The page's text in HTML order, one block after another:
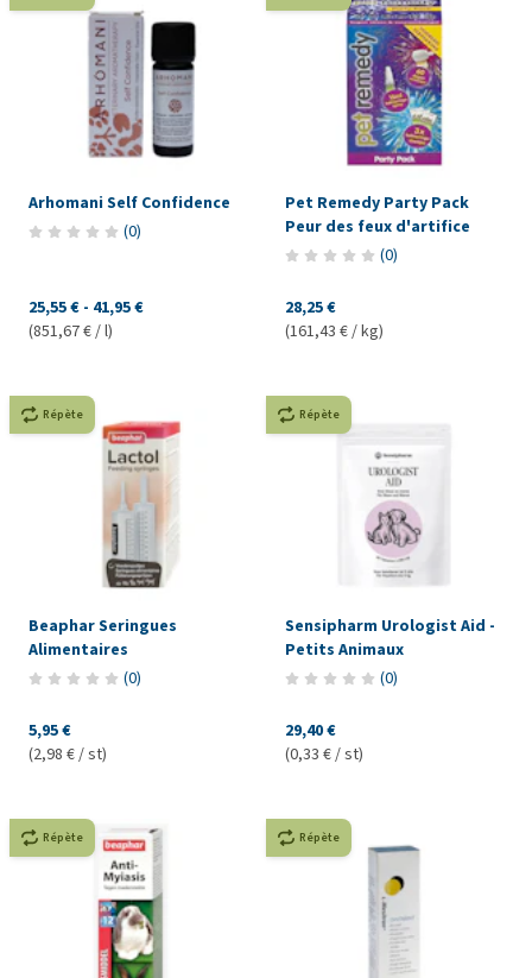
Arhomani Self Confidence
(0)
25,55 € - 41,95 €
(851,67 € / l)
Pet Remedy Party Pack
Peur des feux d'artifice
(0)
28,25 €
(161,43 € / kg)
Répète
Beaphar Seringues
Alimentaires
(0)
5,95 €
(2,98 € / st)
Répète
Sensipharm Urologist Aid -
Petits Animaux
(0)
29,40 €
(0,33 € / st)
Répète Répète